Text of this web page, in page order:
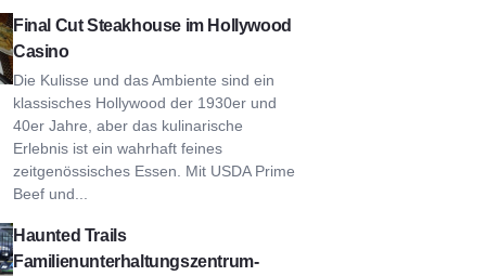
Final Cut Steakhouse im Hollywood
Casino
Die Kulisse und das Ambiente sind ein
klassisches Hollywood der 1930er und
40er Jahre, aber das kulinarische
Erlebnis ist ein wahrhaft feines
zeitgenössisches Essen. Mit USDA Prime
Beef und...
Steakhouse im Hollywood Casino
Haunted Trails
Familienunterhaltungszentrum-
Trails Family Entertainment Center-Burbank